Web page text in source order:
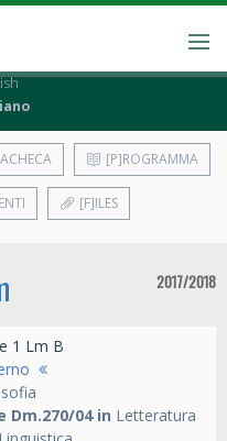
[P]ROGRAMMA
[F]ILES
2017/2018
1 Lm B
Dm.270/04 in Letteratura